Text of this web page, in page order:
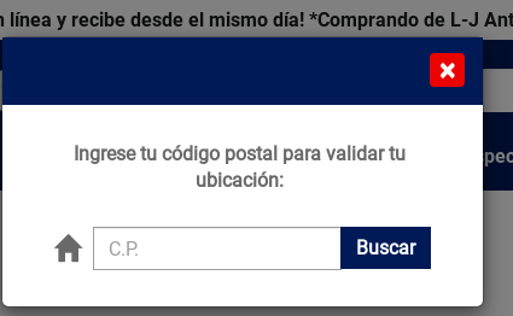
línea y recibe desde el mismo día! *Comprando de L-J
Marcas Tips que Construyen Venta
×
Ingrese tu código postal para validar tu
ubicación:
Buscar